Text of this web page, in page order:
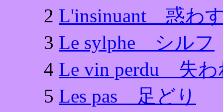
2 L'insinuant 惑わ
3 Le sylphe シルフ
4 Le vin perdu 失わ
5 Les pas 足どり